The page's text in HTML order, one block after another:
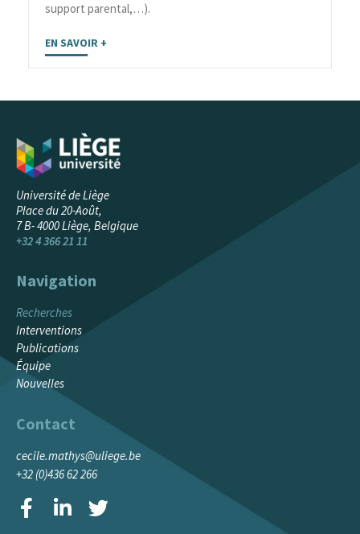
support parental,…).
EN SAVOIR +
Université de Liège
Place du 20-Août,
7 B- 4000 Liège, Belgique
+32 4 366 21 11
Navigation
Recherches
Interventions
Publications
Équipe
Nouvelles
CLIQUEZ ICI
Contact
cecile.mathys@uliege.be
+32 (0)436 62 266